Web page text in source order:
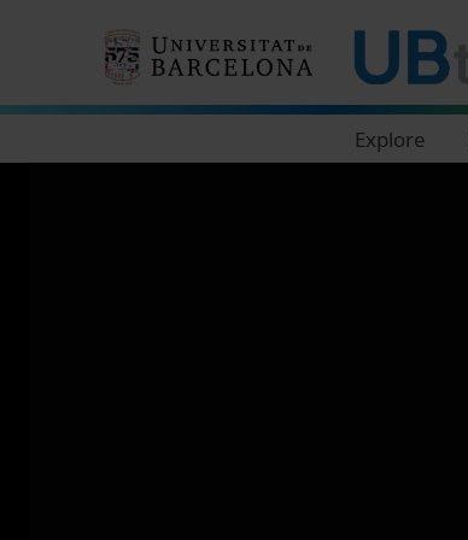
Explore